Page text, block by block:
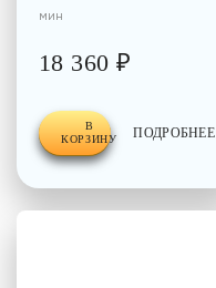
мин
18 360 ₽
В
КОРЗИНУ
ПОДРОБНЕЕ